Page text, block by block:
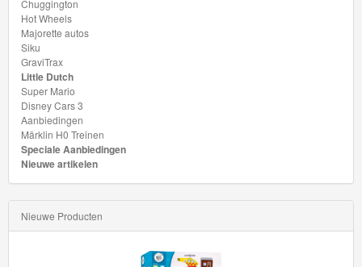
Little
Dutch
Super
Mario
Disney
Cars
3
Chuggington
Hot Wheels
Majorette autos
Siku
GraviTrax
Little Dutch
Super Mario
Disney Cars 3
Aanbiedingen
Märklin H0 Treinen
Speciale Aanbiedingen
Nieuwe artikelen
Nieuwe Producten